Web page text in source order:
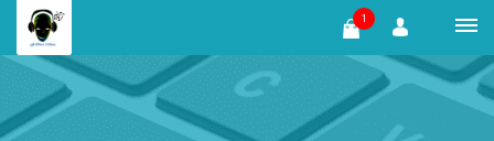
1